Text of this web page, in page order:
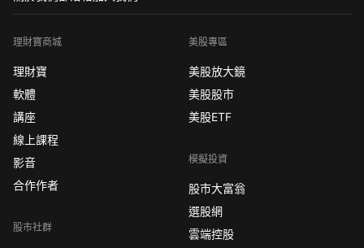
理財寶商城
理財寶
軟體
講座
線上課程
影音
合作作者
股市社群
美股專區
美股放大鏡
美股股市
美股ETF
模擬投資
股市大富翁
選股網
雲端控股